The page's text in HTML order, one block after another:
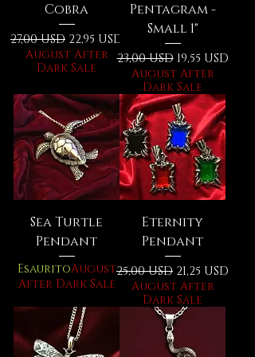
Cobra
Prezzo regolare
27,00 USD Prezzo scontato
22,95 USD
August After
Dark Sale
Pentagram -
Small 1"
Prezzo regolare
23,00 USD Prezzo
19,55 USD
August After
Dark Sale
Sea Turtle
Pendant
EsauritoAugust
After Dark Sale
Eternity
Pendant
Prezzo regolare
25,00 USD Prezzo
21,25 USD
August After
Dark Sale